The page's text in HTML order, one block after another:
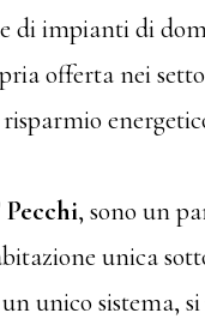
di impianti di
offerta nei
, sono un
unica
unico sistema, si